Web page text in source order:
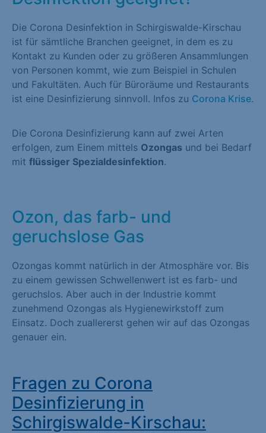
Die Corona Desinfektion in Schirgiswalde-Kirschau
ist für sämtliche Branchen geeignet, in dem es zu
Kontakt zu Kunden oder zu größeren Ansammlungen
von Personen kommt, wie zum Beispiel in Schulen
und Fakultäten. Auch für Büroräume und Restaurants
ist eine Desinfizierung sinnvoll. Infos zu Corona Krise.
Die Corona Desinfizierung kann auf zwei Arten
erfolgen, zum Einem mittels Ozongas und bei Bedarf
mit flüssiger Spezialdesinfektion.
Ozon, das farb- und
geruchslose Gas
Ozongas kommt natürlich in der Atmosphäre vor. Bis
zu einem gewissen Schwellenwert ist es farb- und
geruchslos. Aber auch in der Industrie kommt
zunehmend Ozongas als Hygienewirkstoff zum
Einsatz. Doch zuallererst gehen wir auf das Ozongas
genauer ein.
Fragen zu Corona
Desinfizierung in
Schirgiswalde-Kirschau: